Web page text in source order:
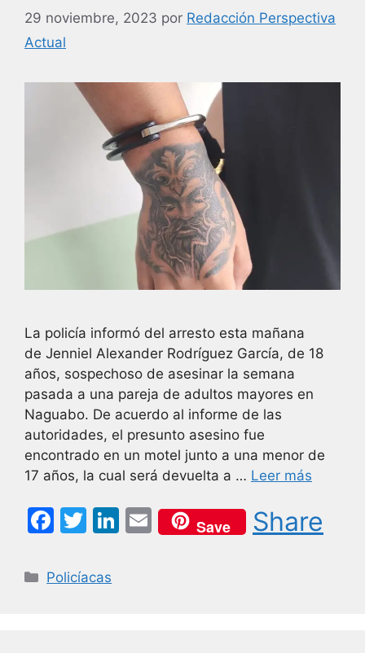
29 noviembre, 2023 por Redacción Perspectiva
Actual
La policía informó del arresto esta mañana
de Jenniel Alexander Rodríguez García, de 18
años, sospechoso de asesinar la semana
pasada a una pareja de adultos mayores en
Naguabo. De acuerdo al informe de las
autoridades, el presunto asesino fue
encontrado en un motel junto a una menor de
17 años, la cual será devuelta a … Leer más
F
c
T
itt
Li E
m
Save Share
Categorías
Policíacas